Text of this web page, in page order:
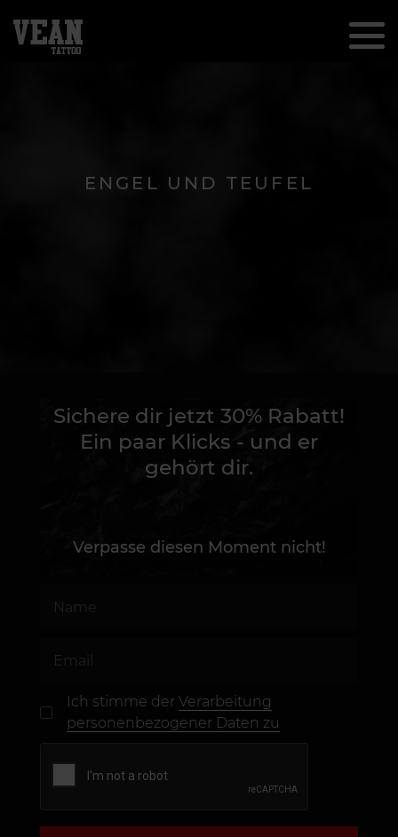
ENGEL UND TEUFEL
Sichere dir jetzt 30% Rabatt!
Ein paar Klicks - und er
gehört dir.
Verpasse diesen Moment nicht!
Ich stimme der Verarbeitung
personenbezogener Daten zu